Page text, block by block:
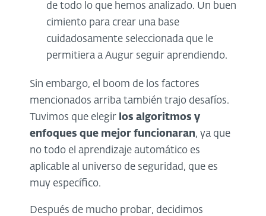
de todo lo que hemos analizado. Un buen
cimiento para crear una base
cuidadosamente seleccionada que le
permitiera a Augur seguir aprendiendo.
Sin embargo, el boom de los factores
mencionados arriba también trajo desafíos.
Tuvimos que elegir los algoritmos y
enfoques que mejor funcionaran, ya que
no todo el aprendizaje automático es
aplicable al universo de seguridad, que es
muy específico.
Después de mucho probar, decidimos